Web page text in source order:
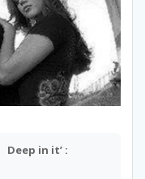
Deep in it’ :